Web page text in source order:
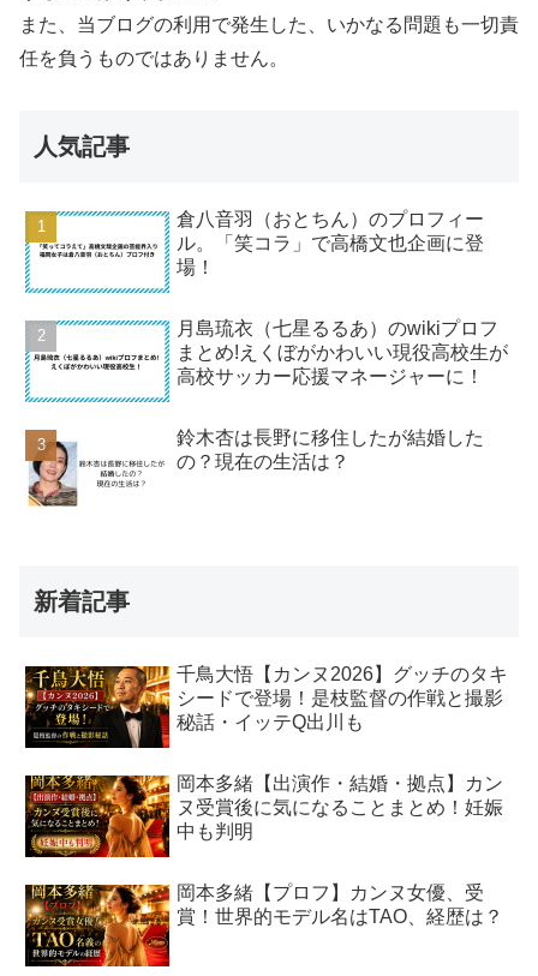
また、当ブログの利用で発生した、いかなる問題も一切責
任を負うものではありません。
人気記事
倉八音羽（おとちん）のプロフィー
ル。「笑コラ」で高橋文也企画に登
場！
月島琉衣（七星るるあ）のwikiプロフ
まとめ!えくぼがかわいい現役高校生が
高校サッカー応援マネージャーに！
鈴木杏は長野に移住したが結婚した
の？現在の生活は？
新着記事
千鳥大悟【カンヌ2026】グッチのタキ
シードで登場！是枝監督の作戦と撮影
秘話・イッテQ出川も
岡本多緒【出演作・結婚・拠点】カン
ヌ受賞後に気になることまとめ！妊娠
中も判明
岡本多緒【プロフ】カンヌ女優、受
賞！世界的モデル名はTAO、経歴は？